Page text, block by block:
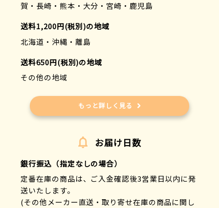
賀・長崎・熊本・大分・宮崎・鹿児島
送料1,200円(税別)の地域
北海道・沖縄・離島
送料650円(税別)の地域
その他の地域
もっと詳しく見る
お届け日数
銀行振込（指定なしの場合）
定番在庫の商品は、ご入金確認後3営業日以内に発
送いたします。
(その他メーカー直送・取り寄せ在庫の商品に関し